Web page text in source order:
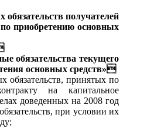
получателей
приобретению основных
обязательства текущего
основных средств»
принятых по
на капитальное
доведенных на 2008 год
при условии их